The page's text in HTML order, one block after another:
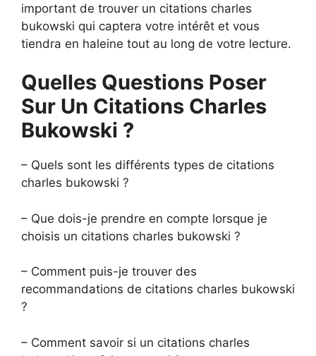
important de trouver un citations charles
bukowski qui captera votre intérêt et vous
tiendra en haleine tout au long de votre lecture.
Quelles Questions Poser
Sur Un Citations Charles
Bukowski ?
– Quels sont les différents types de citations
charles bukowski ?
– Que dois-je prendre en compte lorsque je
choisis un citations charles bukowski ?
– Comment puis-je trouver des
recommandations de citations charles bukowski
?
– Comment savoir si un citations charles